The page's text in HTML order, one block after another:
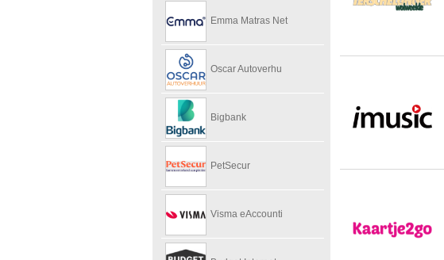
Emma Matras Net
Oscar Autoverhu
Bigbank
PetSecur
Visma eAccounti